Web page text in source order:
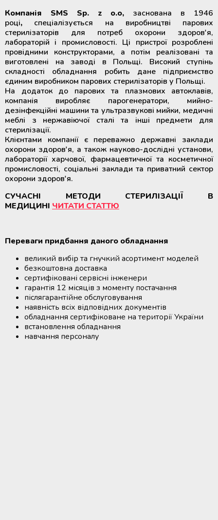
Компанія SMS Sp. z o.o, заснована в 1946
році, спеціалізується на виробництві парових
стерилізаторів для потреб охорони здоров'я,
лабораторій і промисловості. Ці пристрої розроблені
провідними конструкторами, а потім реалізовані та
виготовлені на заводі в Польщі. Високий ступінь
складності обладнання робить дане підприємство
єдиним виробником парових стерилізаторів у Польщі.
На додаток до парових та плазмових автоклавів,
компанія виробляє парогенератори, мийно-
дезінфекційні машини та ультразвукові мийки, медичні
меблі з нержавіючої сталі та інші предмети для
стерилізації.
Клієнтами компанії є переважно державні заклади
охорони здоров'я, а також науково-дослідні установи,
лабораторії харчової, фармацевтичної та косметичної
промисловості, соціальні заклади та приватний сектор
охорони здоров'я.
СУЧАСНІ МЕТОДИ СТЕРИЛІЗАЦІЇ В
МЕДИЦИНІ ЧИТАТИ СТАТТЮ
Переваги придбання даного обладнання
великий вибір та гнучкий асортимент моделей
безкоштовна доставка
сертифіковані сервісні інженери
гарантія 12 місяців з моменту постачання
післягарантійне обслуговування
наявність всіх відповідних документів
обладнання сертифіковане на території України
встановлення обладнання
навчання персоналу